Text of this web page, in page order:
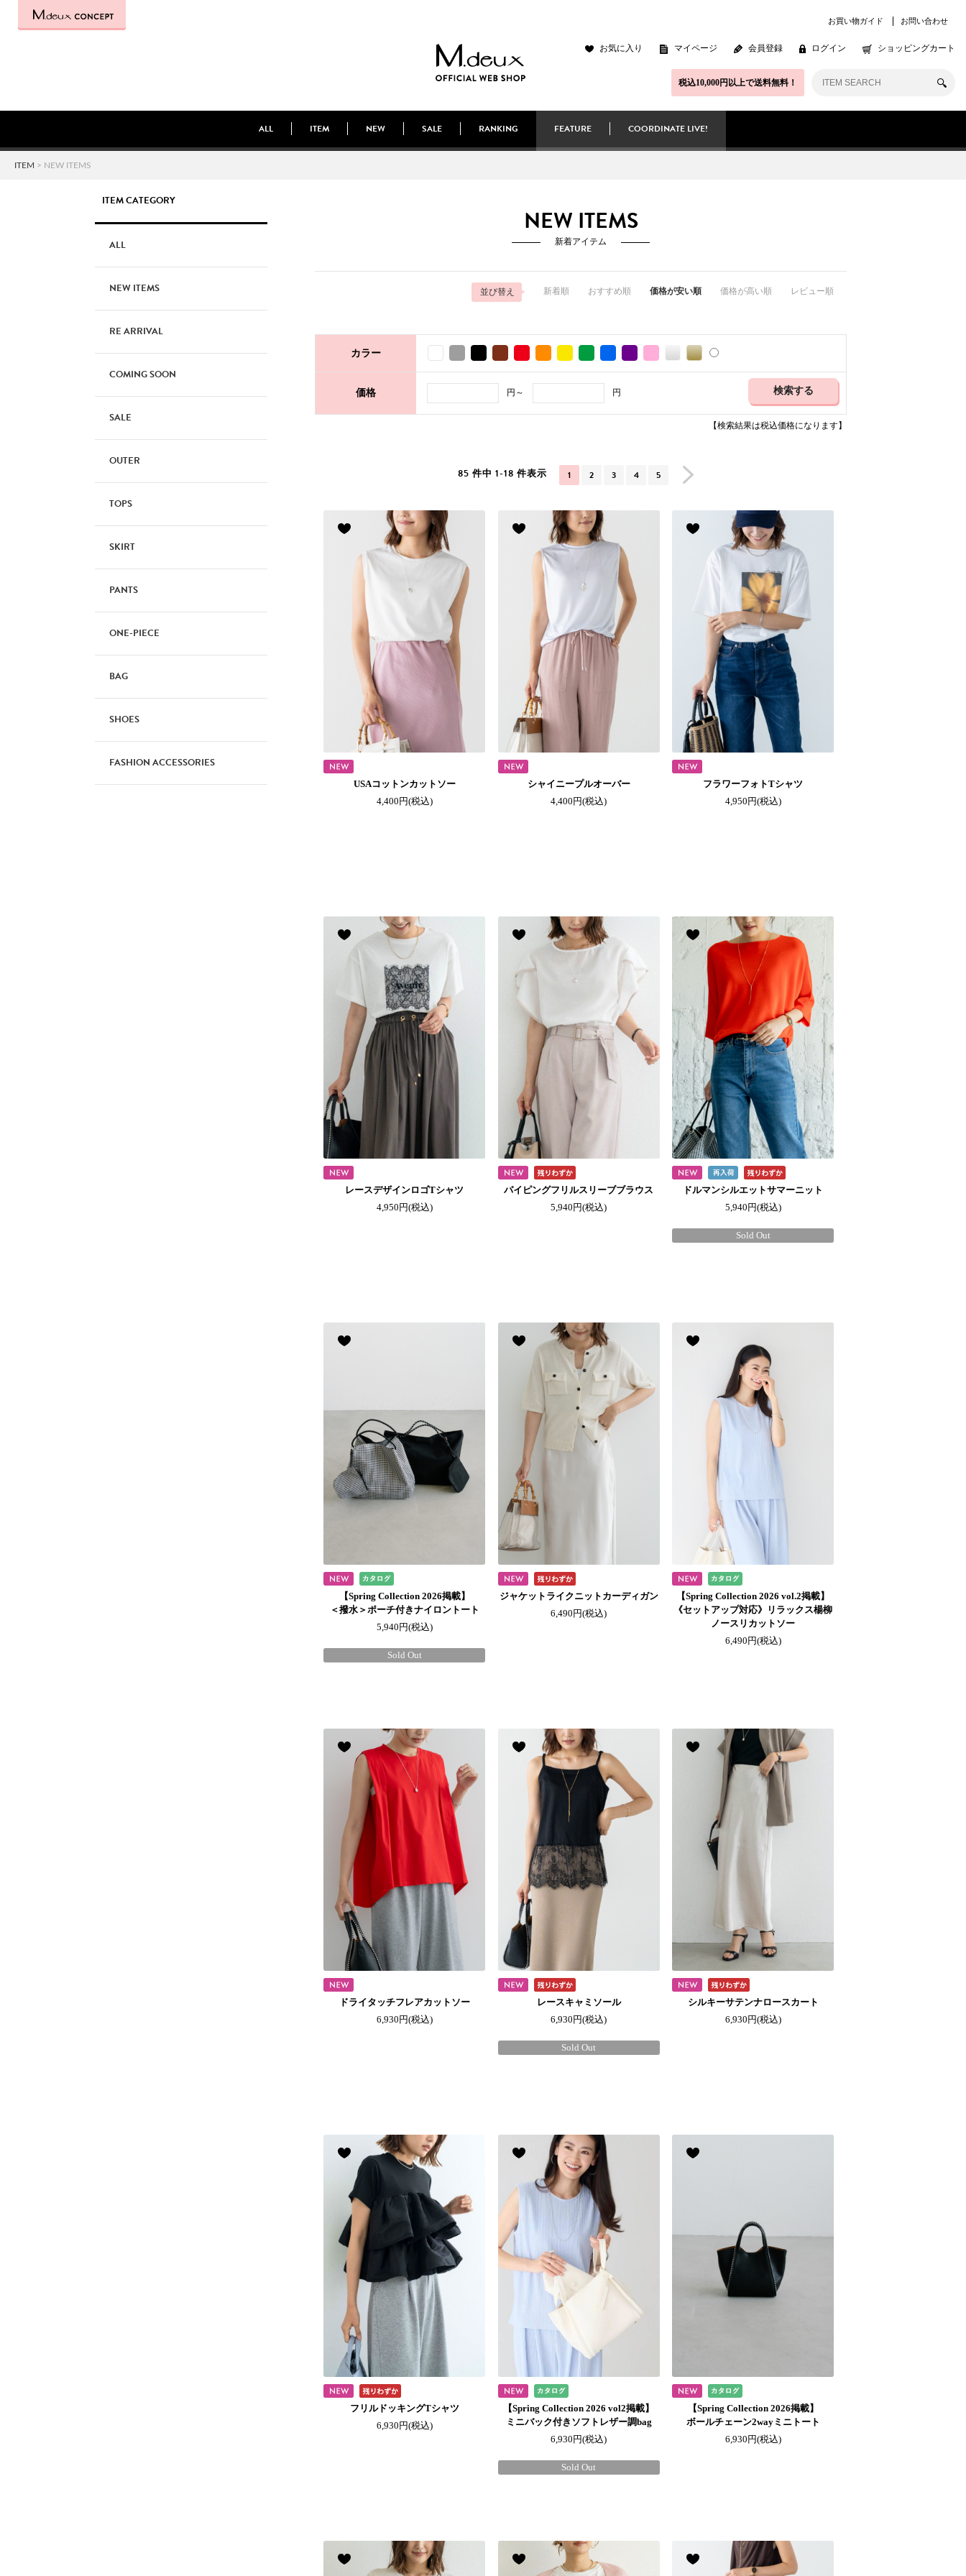
お買い物ガイド お問い合わせ
お気に入り マイページ 会員登録 ログイン ショッピングカート
税込10,000円以上で送料無料！
ALL ITEM NEW SALE RANKING FEATURE COORDINATE LIVE!
ITEM > NEW ITEMS
ITEM CATEGORY
ALL
NEW ITEMS
RE ARRIVAL
COMING SOON
SALE
OUTER
TOPS
SKIRT
PANTS
ONE-PIECE
BAG
SHOES
FASHION ACCESSORIES
NEW ITEMS
新着アイテム
並び替え 新着順 おすすめ順 価格が安い順 価格が高い順 レビュー順
カラー
価格 円～ 円
【検索結果は税込価格になります】
85 件中 1-18 件表示 1 2 3 4 5
USAコットンカットソー
4,400円(税込)
シャイニープルオーバー
4,400円(税込)
フラワーフォトTシャツ
4,950円(税込)
レースデザインロゴTシャツ
4,950円(税込)
パイピングフリルスリーブブラウス
5,940円(税込)
ドルマンシルエットサマーニット
5,940円(税込)
Sold Out
【Spring Collection 2026掲載】
＜撥水＞ポーチ付きナイロントート
5,940円(税込)
Sold Out
ジャケットライクニットカーディガン
6,490円(税込)
【Spring Collection 2026 vol.2掲載】
《セットアップ対応》リラックス楊柳
ノースリカットソー
6,490円(税込)
ドライタッチフレアカットソー
6,930円(税込)
レースキャミソール
6,930円(税込)
Sold Out
シルキーサテンナロースカート
6,930円(税込)
フリルドッキングTシャツ
6,930円(税込)
【Spring Collection 2026 vol2掲載】
ミニバック付きソフトレザー調bag
6,930円(税込)
Sold Out
【Spring Collection 2026掲載】
ボールチェーン2wayミニトート
6,930円(税込)